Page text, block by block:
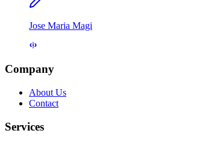
Jose Maria Magi
Company
About Us
Contact
Services